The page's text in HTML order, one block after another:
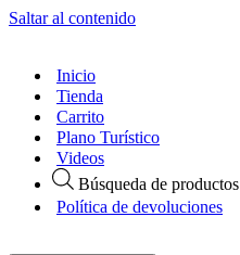
Saltar al contenido
Inicio
Tienda
Carrito
Plano Turístico
Videos
Búsqueda de productos
Política de devoluciones